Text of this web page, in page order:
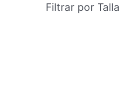
Filtrar por Talla